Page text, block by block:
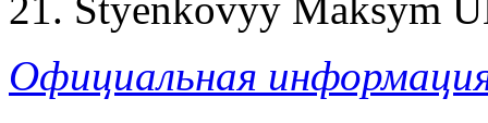
21. Styenkovyy Maksym
Официальная